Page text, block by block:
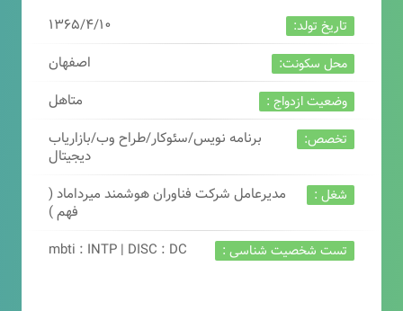
تاریخ تولد: ۱۳۶۵/۴/۱۰
محل سکونت: اصفهان
وضعیت ازدواج : متاهل
تخصص:
برنامه نویس/سئوکار/طراح وب/بازاریاب
دیجیتال
شغل :
مدیرعامل شرکت فناوران هوشمند میرداماد (
فهم )
تست شخصیت شناسی : mbti : INTP | DISC : DC